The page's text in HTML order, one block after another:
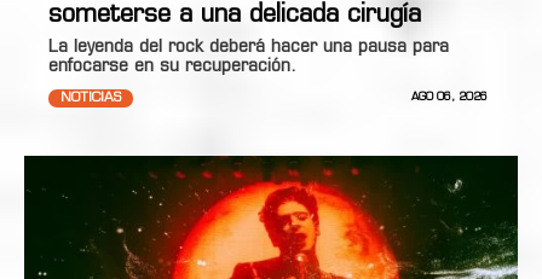
someterse a una delicada cirugía
La leyenda del rock deberá hacer una pausa para
enfocarse en su recuperación.
NOTICIAS AGO 06, 2026